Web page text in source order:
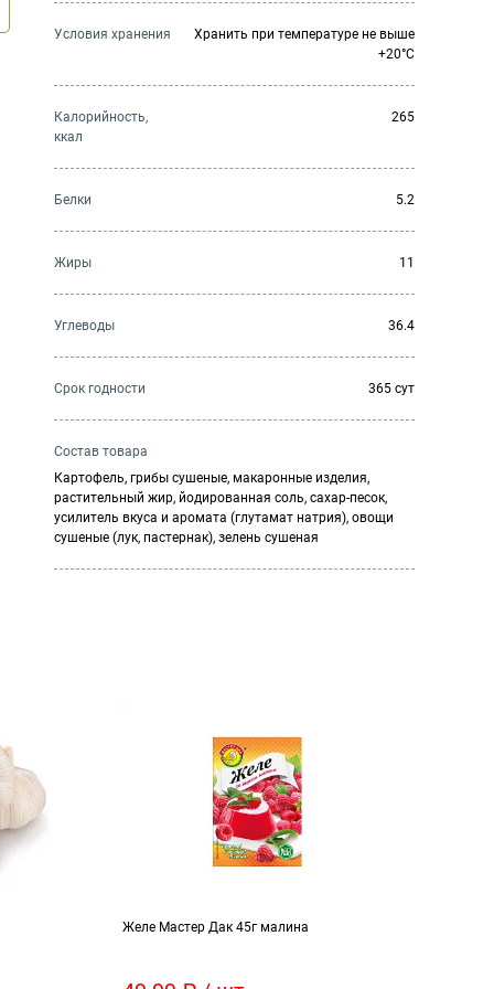
Условия хранения
Хранить при температуре не выше
+20°C
Калорийность,
ккал
265
Белки 5.2
Жиры 11
Углеводы 36.4
Cрок годности 365 сут
Состав товара
Картофель, грибы сушеные, макаронные изделия,
растительный жир, йодированная соль, сахар-песок,
усилитель вкуса и аромата (глутамат натрия), овощи
сушеные (лук, пастернак), зелень сушеная
Желе Мастер Дак 45г малина